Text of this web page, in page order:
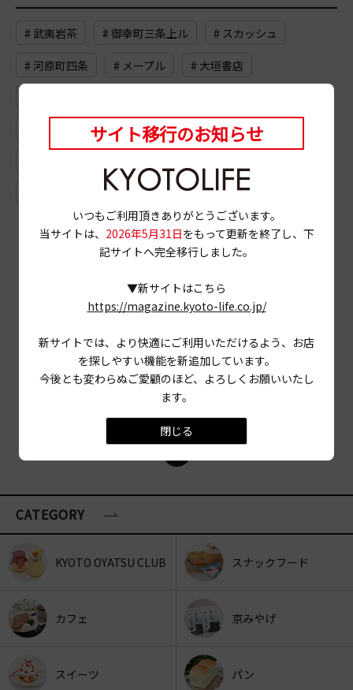
# 武夷岩茶 # 御幸町三条上ル # スカッシュ
# 河原町四条 # メープル # 大垣書店
# ロースハム # 鍋 # 深夜喫茶
# ドイツケーキ
サイト移行のお知らせ
いつもご利用頂きありがとうございます。
当サイトは、 2026年5月31日をもって更新を終了し、下
記サイトへ完全移行しました。
▼新サイトはこちら
https://magazine.kyoto-life.co.jp/
新サイトでは、より快適にご利用いただけるよう、お店
を探しやすい機能を新追加しています。
今後とも変わらぬご愛顧のほど、よろしくお願いいたし
ます。
閉じる
CATEGORY
KYOTO OYATSU CLUB スナックフード
カフェ 京みやげ
スイーツ パン